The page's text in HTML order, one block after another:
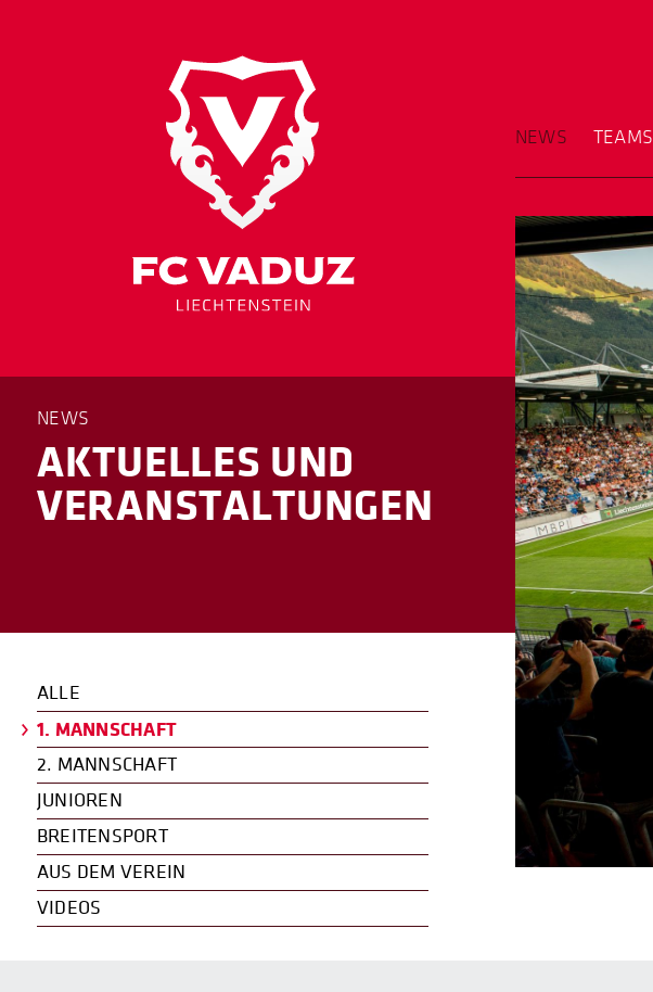
NEWS TEAMS
NEWS
AKTUELLES UND
VERANSTAL­TUNGEN
ALLE
1. MANNSCHAFT
2. MANNSCHAFT
JUNIOREN
BREITENSPORT
AUS DEM VEREIN
VIDEOS